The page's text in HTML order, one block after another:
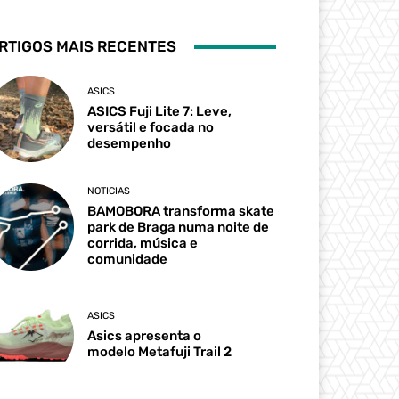
MAIS RECENTES
ASICS
ASICS Fuji Lite 7: Leve,
versátil e focada no
desempenho
NOTICIAS
BAMOBORA transforma skate
park de Braga numa noite de
corrida, música e
comunidade
ASICS
Asics apresenta o
modelo Metafuji Trail 2